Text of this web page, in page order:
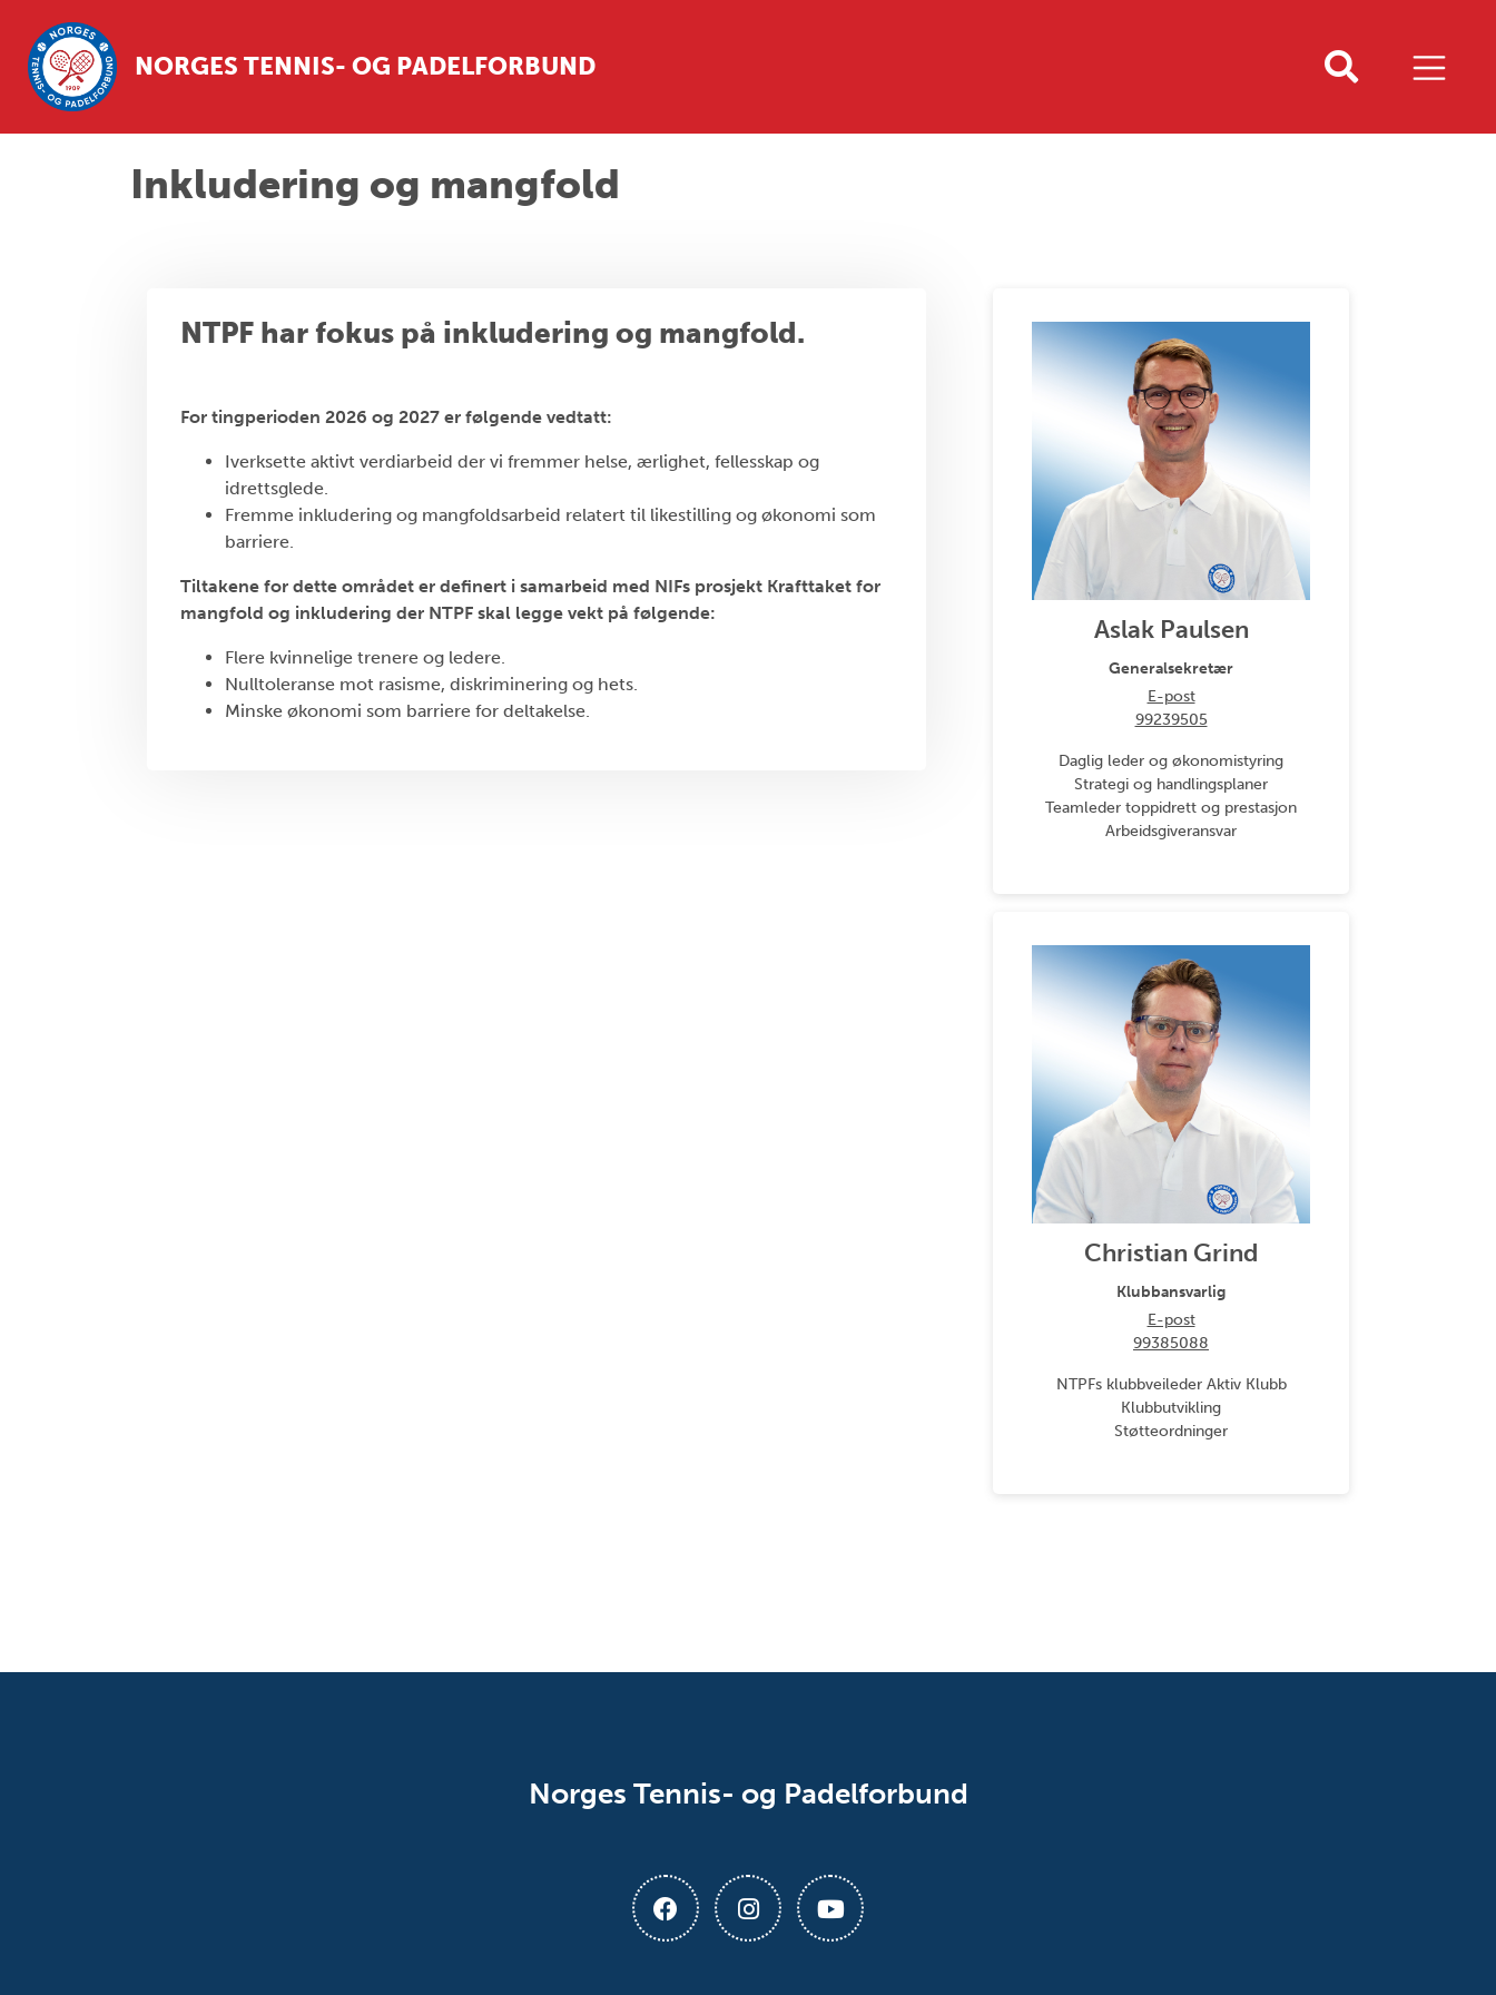
NORGES TENNIS- OG PADELFORBUND
Inkludering og mangfold
NTPF har fokus på inkludering og mangfold.
For tingperioden 2026 og 2027 er følgende vedtatt:
Iverksette aktivt verdiarbeid der vi fremmer helse, ærlighet, fellesskap og
idrettsglede.
Fremme inkludering og mangfoldsarbeid relatert til likestilling og økonomi som
barriere.
Tiltakene for dette området er definert i samarbeid med NIFs prosjekt Krafttaket for
mangfold og inkludering der NTPF skal legge vekt på følgende:
Flere kvinnelige trenere og ledere.
Nulltoleranse mot rasisme, diskriminering og hets.
Minske økonomi som barriere for deltakelse.
Aslak Paulsen
Generalsekretær
E-post
99239505
Daglig leder og økonomistyring
Strategi og handlingsplaner
Teamleder toppidrett og prestasjon
Arbeidsgiveransvar
Christian Grind
Klubbansvarlig
E-post
99385088
NTPFs klubbveileder Aktiv Klubb
Klubbutvikling
Støtteordninger
Norges Tennis- og Padelforbund